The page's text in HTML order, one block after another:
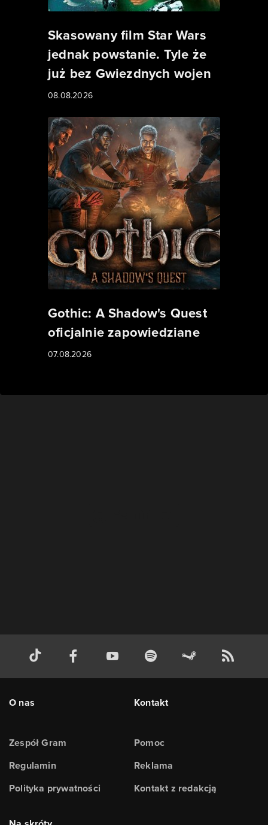
Skasowany film Star Wars
jednak powstanie. Tyle że
już bez Gwiezdnych wojen
08.08.2026
Gothic: A Shadow's Quest
oficjalnie zapowiedziane
07.08.2026
O nas
Zespół Gram
Regulamin
Polityka prywatności
Kontakt
Pomoc
Reklama
Kontakt z redakcją